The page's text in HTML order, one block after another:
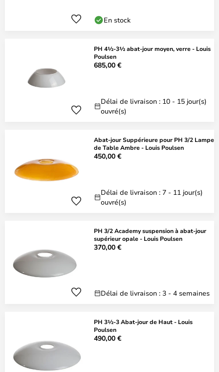
En stock
PH 4½-3½ abat-jour moyen, verre - Louis
Poulsen
685,00 €
Délai de livraison : 10 - 15 jour(s)
ouvré(s)
Abat-jour Suppérieure pour PH 3/2 Lampe
de Table Ambre - Louis Poulsen
450,00 €
Délai de livraison : 7 - 11 jour(s)
ouvré(s)
PH 3/2 Academy suspension à abat-jour
supérieur opale - Louis Poulsen
370,00 €
Délai de livraison : 3 - 4 semaines
PH 3½-3 Abat-jour de Haut - Louis
Poulsen
490,00 €